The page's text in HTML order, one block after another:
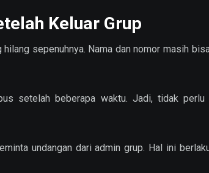
Keluar Grup
sepenuhnya. Nama dan nomor masih
setelah beberapa waktu. Jadi, tidak
undangan dari admin grup. Hal ini